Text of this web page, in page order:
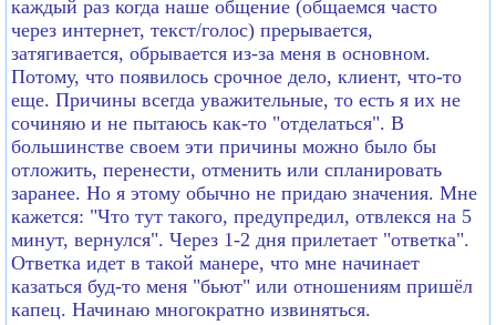
каждый раз когда наше общение (общаемся часто
через интернет, текст/голос) прерывается,
затягивается, обрывается из-за меня в основном.
Потому, что появилось срочное дело, клиент, что-то
еще. Причины всегда уважительные, то есть я их не
сочиняю и не пытаюсь как-то "отделаться". В
большинстве своем эти причины можно было бы
отложить, перенести, отменить или спланировать
заранее. Но я этому обычно не придаю значения. Мне
кажется: "Что тут такого, предупредил, отвлекся на 5
минут, вернулся". Через 1-2 дня прилетает "ответка".
Ответка идет в такой манере, что мне начинает
казаться буд-то меня "бьют" или отношениям пришёл
капец. Начинаю многократно извиняться.